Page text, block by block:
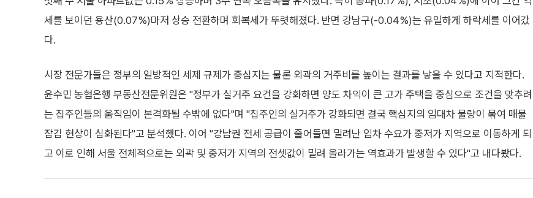
세를 보이던 용산(0.07%)마저 상승 전환하며 회복세가 뚜렷해졌다. 반면 강남구(-0.04%)는 유일하게 하락세를 이어갔
다.
시장 전문가들은 정부의 일방적인 세제 규제가 중심지는 물론 외곽의 거주비를 높이는 결과를 낳을 수 있다고 지적한다.
윤수민 농협은행 부동산전문위원은 "정부가 실거주 요건을 강화하면 양도 차익이 큰 고가 주택을 중심으로 조건을 맞추려
는 집주인들의 움직임이 본격화될 수밖에 없다"며 "집주인의 실거주가 강화되면 결국 핵심지의 임대차 물량이 묶여 매물
잠김 현상이 심화된다"고 분석했다. 이어 "강남권 전세 공급이 줄어들면 밀려난 임차 수요가 중저가 지역으로 이동하게 되
고 이로 인해 서울 전체적으로는 외곽 및 중저가 지역의 전셋값이 밀려 올라가는 역효과가 발생할 수 있다"고 내다봤다.